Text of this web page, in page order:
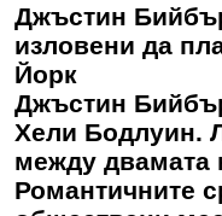
Джъстин
изловени да
Йорк
Джъстин
Хели Бодлуин.
между двамата
Романтичните